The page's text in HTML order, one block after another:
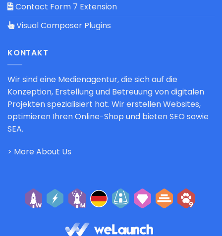
Contact Form 7 Extension
Visual Composer Plugins
KONTAKT
Wir sind eine Medienagentur, die sich auf die
Konzeption, Erstellung und Betreuung von digitalen
Projekten spezialisiert hat. Wir erstellen Websites,
optimieren Ihren Online-Shop und bieten SEO sowie
SEA.
> More About Us